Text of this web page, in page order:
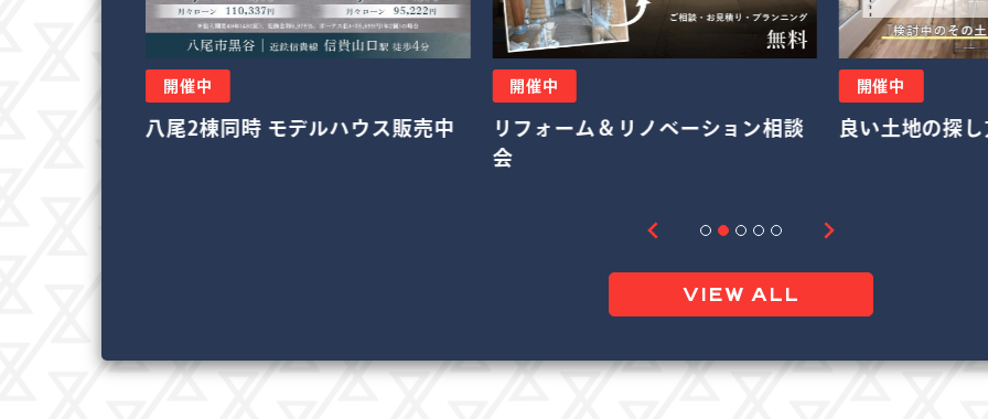
開催中
八尾2棟同時 モデルハウス販売中
開催中
リフォーム＆リノベーション相談
会
開催中
良い土地の探
VIEW ALL